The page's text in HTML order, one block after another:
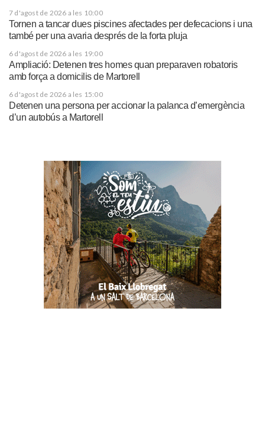
7 d'agost de 2026 a les 10:00
Tornen a tancar dues piscines afectades per defecacions i una
també per una avaria després de la forta pluja
6 d'agost de 2026 a les 19:00
Ampliació: Detenen tres homes quan preparaven robatoris
amb força a domicilis de Martorell
6 d'agost de 2026 a les 15:00
Detenen una persona per accionar la palanca d’emergència
d’un autobús a Martorell